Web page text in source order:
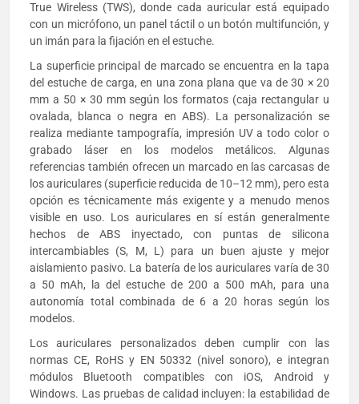
True Wireless (TWS), donde cada auricular está equipado
con un micrófono, un panel táctil o un botón multifunción, y
un imán para la fijación en el estuche.
La superficie principal de marcado se encuentra en la tapa
del estuche de carga, en una zona plana que va de 30 × 20
mm a 50 × 30 mm según los formatos (caja rectangular u
ovalada, blanca o negra en ABS). La personalización se
realiza mediante tampografía, impresión UV a todo color o
grabado láser en los modelos metálicos. Algunas
referencias también ofrecen un marcado en las carcasas de
los auriculares (superficie reducida de 10–12 mm), pero esta
opción es técnicamente más exigente y a menudo menos
visible en uso. Los auriculares en sí están generalmente
hechos de ABS inyectado, con puntas de silicona
intercambiables (S, M, L) para un buen ajuste y mejor
aislamiento pasivo. La batería de los auriculares varía de 30
a 50 mAh, la del estuche de 200 a 500 mAh, para una
autonomía total combinada de 6 a 20 horas según los
modelos.
Los auriculares personalizados deben cumplir con las
normas CE, RoHS y EN 50332 (nivel sonoro), e integran
módulos Bluetooth compatibles con iOS, Android y
Windows. Las pruebas de calidad incluyen: la estabilidad de